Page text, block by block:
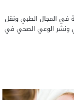
في المجال الطبي ونقل
ونشر الوعي الصحي في